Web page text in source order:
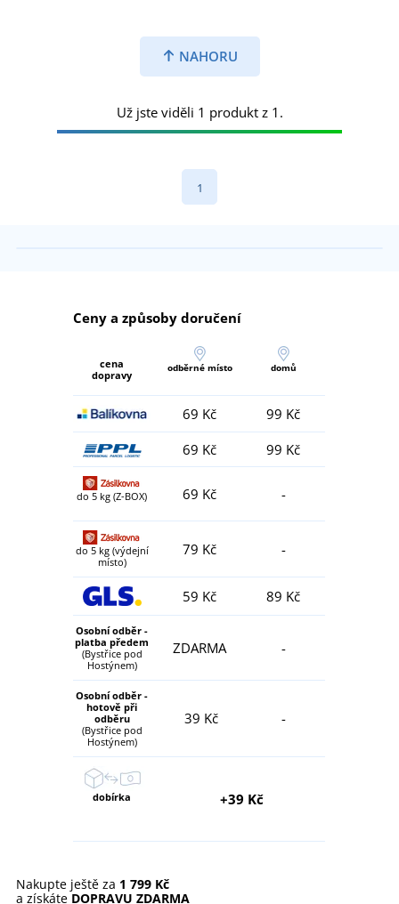
NAHORU
Už jste viděli 1 produkt z 1.
1
Ceny a způsoby doručení
cena
dopravy
odběrné místo domů
69 Kč
99 Kč
69 Kč
99 Kč
do 5 kg (Z-BOX) 69 Kč -
do 5 kg (výdejní
místo)
79 Kč -
59 Kč 89 Kč
Osobní odběr -
platba předem
(Bystřice pod
Hostýnem)
ZDARMA -
Osobní odběr -
hotově při
odběru
(Bystřice pod
Hostýnem)
39 Kč -
dobírka +39 Kč
Nakupte ještě za 1 799 Kč
a získáte DOPRAVU ZDARMA